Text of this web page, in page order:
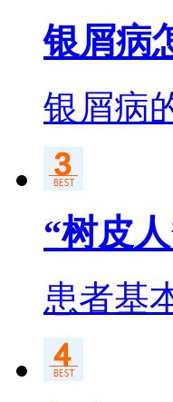
银屑病
银屑病
“树皮
患者基